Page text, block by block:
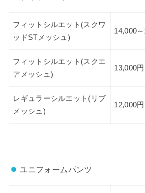
フィットシルエット(スクワ
ッドSTメッシュ)
14,000
フィットシルエット(スクエ
アメッシュ)
13,000
レギュラーシルエット(リブ
メッシュ)
12,000
ユニフォームパンツ